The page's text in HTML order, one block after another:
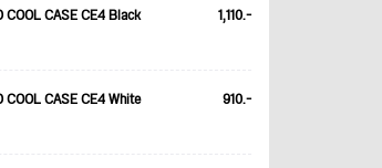
COOL CASE CE4 Black 1,110.-
COOL CASE CE4 White 910.-